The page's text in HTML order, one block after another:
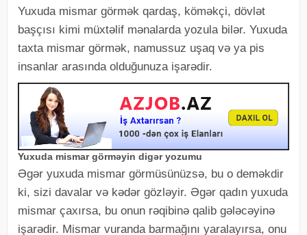
Yuxuda mismar görmək qardaş, köməkçi, dövlət
başçısı kimi müxtəlif mənalarda yozula bilər. Yuxuda
taxta mismar görmək, namussuz uşaq və ya pis
insanlar arasında olduğunuza işarədir.
Yuxuda mismar görməyin digər yozumu
Əgər yuxuda mismar görmüsünüzsə, bu o deməkdir
ki, sizi davalar və kədər gözləyir. Əgər qadın yuxuda
mismar çaxırsa, bu onun rəqibinə qalib gələcəyinə
işarədir. Mismar vuranda barmağını yaralayırsa, onu